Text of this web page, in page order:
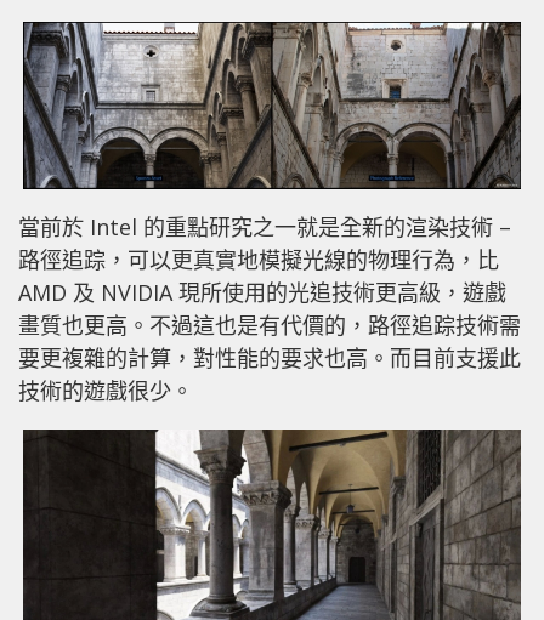
當前於 Intel 的重點研究之一就是全新的渲染技術 –
路徑追踪，可以更真實地模擬光線的物理行為，比
AMD 及 NVIDIA 現所使用的光追技術更高級，遊戲
畫質也更高。不過這也是有代價的，路徑追踪技術需
要更複雜的計算，對性能的要求也高。而目前支援此
技術的遊戲很少。